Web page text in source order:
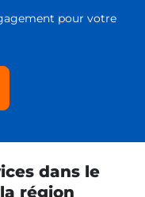
pour votre
dans le
région